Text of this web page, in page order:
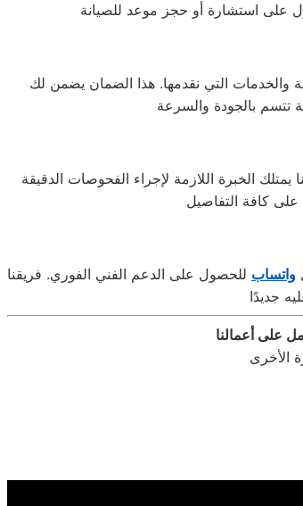
والخدمات التي نقدمها. هذا الضمان يضمن لك
الخبرة اللازمة لإجراء الفحوصات الدقيقة
واتساب للحصول على الدعم الفني الفوري. فريقنا